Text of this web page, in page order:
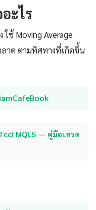
ะไร
ช้ Moving Average
าด ตามทิศทางที่เกิดขึ้น
MQL5 — คู่มือเทรด